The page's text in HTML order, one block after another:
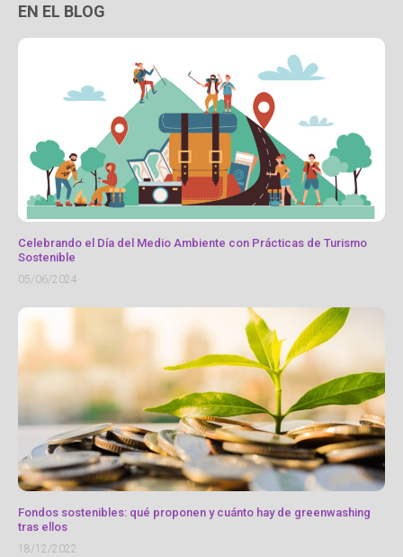
EN EL BLOG
Celebrando el Día del Medio Ambiente con Prácticas de Turismo
Sostenible
05/06/2024
Fondos sostenibles: qué proponen y cuánto hay de greenwashing
tras ellos
18/12/2022